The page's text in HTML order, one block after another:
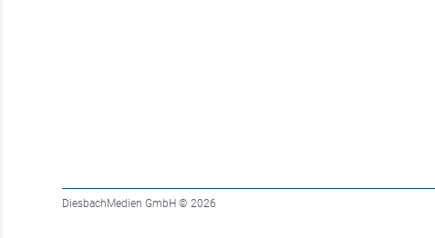
DiesbachMedien GmbH © 2026